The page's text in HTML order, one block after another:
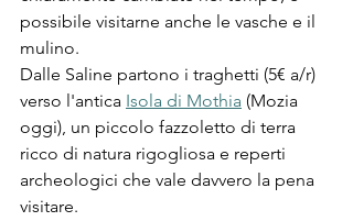
possibile visitarne anche le vasche e il
mulino.
Dalle Saline partono i traghetti (5€ a/r)
verso l'antica Isola di Mothia (Mozia
oggi), un piccolo fazzoletto di terra
ricco di natura rigogliosa e reperti
archeologici che vale davvero la pena
visitare.